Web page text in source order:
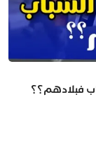
فبلادهم؟؟